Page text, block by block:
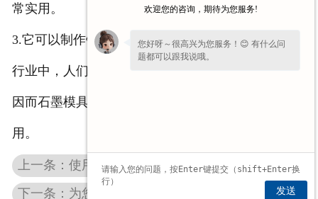
常实用。
3.它可以制作铝压铸用模具。该模具可以用在许多的
行业中，人们通常使用的较多的是汽车行业。
因而石墨模具在我们的生活中发挥着非常重要的作
用。
上一条：使用石墨电极这种广东石墨制品时要注意以下情况
下一条：为您介绍广东高纯石墨板出现裂纹的两点原因
欢迎您的咨询，期待为您服务!
您好呀～很高兴为您服务！😊 有什么问
题都可以跟我说哦。
发送